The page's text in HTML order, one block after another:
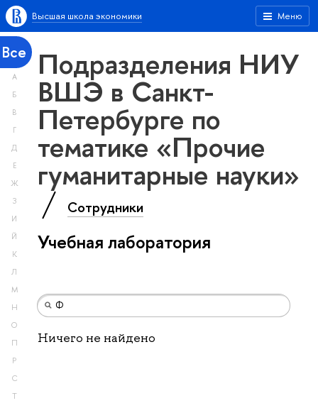
Меню
Высшая школа экономики
Все
А
Б
В
Г
Д
Е
Ж
З
И
Й
К
Л
М
Н
О
П
Р
С
Т
Подразделения НИУ
ВШЭ в Санкт-
Петербурге по
тематике «Прочие
гуманитарные науки»
Сотрудники
Учебная лаборатория
Ничего не найдено